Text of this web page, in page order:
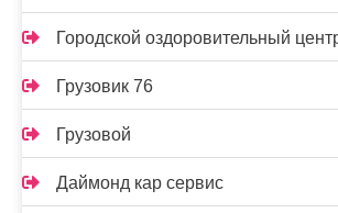
Городской оздоровительный
Грузовик 76
Грузовой
Даймонд кар сервис